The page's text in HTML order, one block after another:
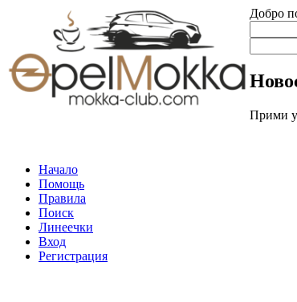
Добро
Прими
Начало
Помощь
Правила
Поиск
Линеечки
Вход
Регистрация